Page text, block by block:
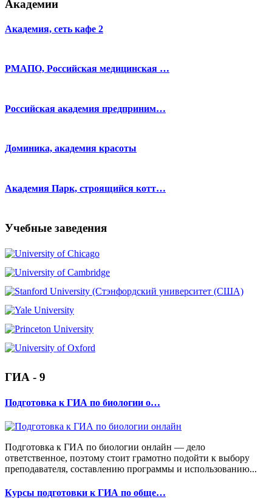
Академии
Академия, сеть кафе 2
РМАПО, Российская медицинская …
Российская академия предприним…
Доминика, академия красоты
Академия Парк, строящийся котт…
Учебные заведения
ГИА - 9
Подготовка к ГИА по биологии о…
Подготовка к ГИА по биологии онлайн — дело
ответственное, поэтому стоит грамотно подойти к выбору
преподавателя, составлению программы и использованию...
Курсы подготовки к ГИА по обще…